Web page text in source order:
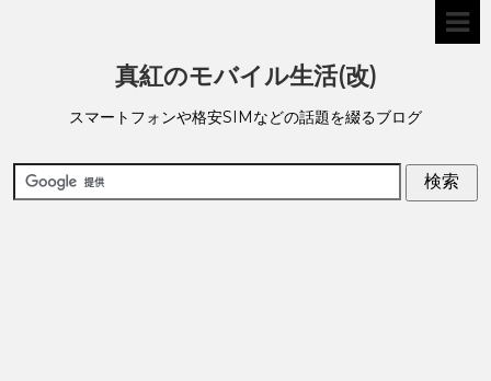
真紅のモバイル生活(改)
スマートフォンや格安SIMなどの話題を綴るブログ